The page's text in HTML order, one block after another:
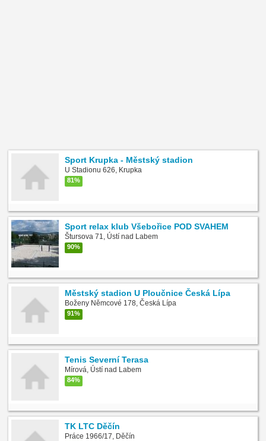
Sport Krupka - Městský stadion
U Stadionu 626, Krupka
81%
Sport relax klub Všebořice POD SVAHEM
Štursova 71, Ústí nad Labem
90%
Městský stadion U Ploučnice Česká Lípa
Boženy Němcové 178, Česká Lípa
91%
Tenis Severní Terasa
Mírová, Ústí nad Labem
84%
TK LTC Děčín
Práce 1966/17, Děčín